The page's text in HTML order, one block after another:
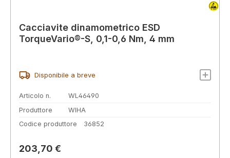
Cacciavite dinamometrico ESD
TorqueVario®-S, 0,1-0,6 Nm, 4 mm
Disponibile a breve
Articolo n.
WL46490
Produttore
WIHA
Codice produttore
36852
Prezzo normale:
203,70 €